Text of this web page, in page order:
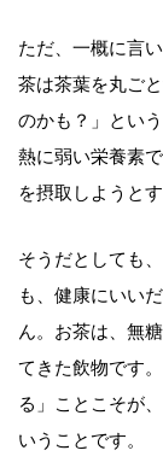
ただ、一概に言
茶は茶葉を丸ご
のかも？」とい
熱に弱い栄養素
を摂取しようと
そうだとしても
も、健康にいい
ん。お茶は、無
てきた飲物です
る」ことこそが
いうことです。